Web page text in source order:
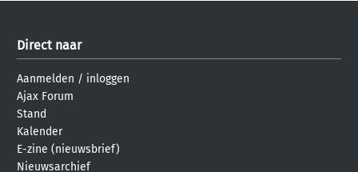
Direct naar
Aanmelden / inloggen
Ajax Forum
Stand
Kalender
E-zine (nieuwsbrief)
Nieuwsarchief